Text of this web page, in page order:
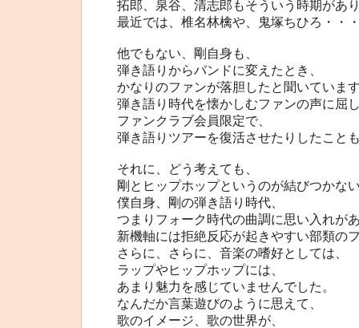
拓郎、泉谷、清志郎もそういう時期があ
最近では、椎名林檎や、鬼塚ちひろ・・
他でもない、剛自身も、
弾き語りからバンドに変えたとき、
かなりのファンが落胆したと聞いていま
弾き語り時代を懐かしむファンの声に屈
ファンクラブ会員限定で、
弾き語りツアーを復活させたりしたこと
それに、どう考えても、
剛とヒップホップというのが結びつかな
僕自身、剛の弾き語り時代、
つまりフォーク時代の曲調に思い入れが
新機軸には拒絶反応が起きやすい部類の
さらに、さらに、音楽の嗜好としては、
ラップやヒップホップには、
あまり魅力を感じていませんでした。
なんだか言葉遊びのように思えて、
歌のイメージ、歌の世界が、